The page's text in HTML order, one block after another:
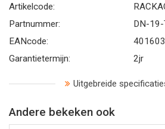
Artikelcode:
Partnummer:
DN-
EANcode:
Garantietermijn:
2jr
Uitgebreide
Andere bekeken ook